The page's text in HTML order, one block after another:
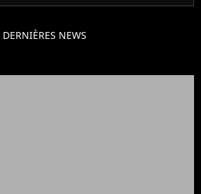
DERNIÈRES NEWS